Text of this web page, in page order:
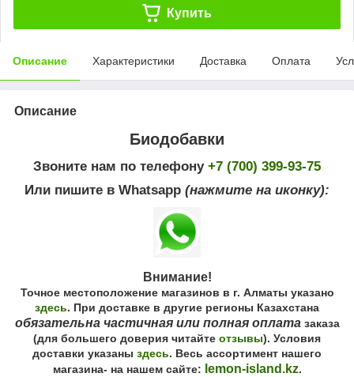
Купить
Описание Характеристики Доставка Оплата
Описание
Биодобавки
Звоните нам по телефону +7 (700) 399-93-75
Или пишите в Whatsapp (нажмите на иконку):
Внимание!
Точное местоположение магазинов в г. Алматы указано
здесь. При доставке в другие регионы Казахстана
обязательна частичная или полная оплатазаказа
(для большего доверия читайте отзывы). Условия
доставки указаны здесь. Весь ассортимент нашего
магазина- на нашем сайте: lemon-island.kz.